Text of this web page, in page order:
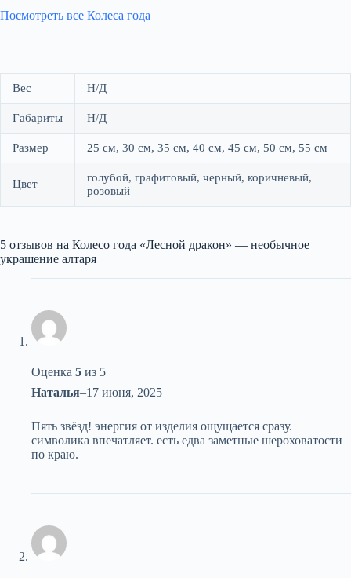
Посмотреть все Колеса года
Вес Н/Д
Габариты Н/Д
Размер 25 см, 30 см, 35 см, 40 см, 45 см, 50 см, 55 см
Цвет
голубой, графитовый, черный, коричневый,
розовый
5 отзывов на Колесо года «Лесной дракон» — необычное
украшение алтаря
Оценка 5 из 5
Наталья–17 июня, 2025
Пять звёзд! энергия от изделия ощущается сразу.
символика впечатляет. есть едва заметные шероховатости
по краю.